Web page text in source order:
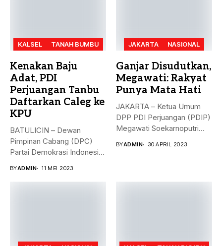
KALSEL TANAH BUMBU
Kenakan Baju
Adat, PDI
Perjuangan Tanbu
Daftarkan Caleg ke
KPU
BATULICIN – Dewan
Pimpinan Cabang (DPC)
Partai Demokrasi Indonesia
BYADMIN 11 MEI 2023
JAKARTA NASIONAL
Ganjar Disudutkan,
Megawati: Rakyat
Punya Mata Hati
JAKARTA – Ketua Umum
DPP PDI Perjuangan (PDIP)
Megawati Soekarnoputri
BYADMIN 30 APRIL 2023